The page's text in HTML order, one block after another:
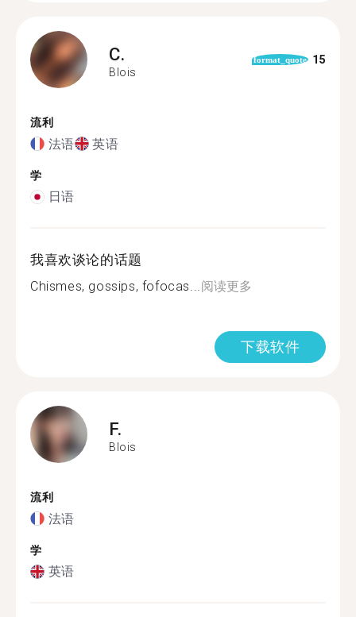
C.
Blois
format_quote 15
流利
法语 英语
学
日语
我喜欢谈论的话题
Chismes, gossips, fofocas...阅读更多
下载软件
F.
Blois
流利
法语
学
英语